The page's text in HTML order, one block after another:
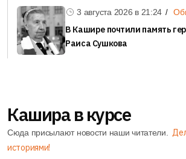
30.07.2026 в15:19 0 комм-ев
Очевидцев наезда на пешехода
в Кашире
3 августа 2026 в 21:24
В Кашире почтили память
Раиса Сушкова
Кашира в курсе
Сюда присылают новости наши читатели.
историями!